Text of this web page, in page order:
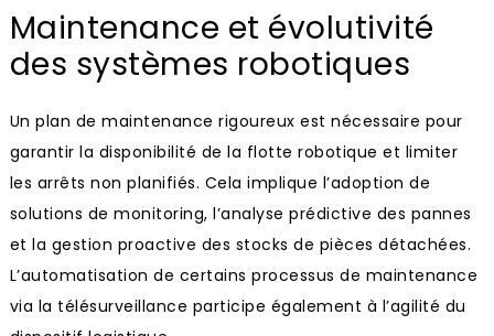
Maintenance et évolutivité
des systèmes robotiques
Un plan de maintenance rigoureux est nécessaire pour
garantir la disponibilité de la flotte robotique et limiter
les arrêts non planifiés. Cela implique l’adoption de
solutions de monitoring, l’analyse prédictive des pannes
et la gestion proactive des stocks de pièces détachées.
L’automatisation de certains processus de maintenance
via la télésurveillance participe également à l’agilité du